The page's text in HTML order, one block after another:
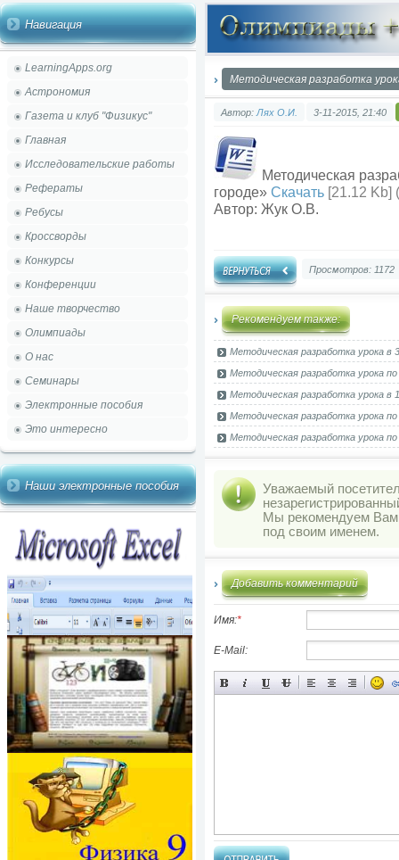
Навигация
LearningApps.org
Астрономия
Газета и клуб "Физикус"
Главная
Исследовательские работы
Рефераты
Ребусы
Кроссворды
Конкурсы
Конференции
Наше творчество
Олимпиады
О нас
Семинары
Электронные пособия
Это интересно
Наши электронные пособия
Методическая разработка
Автор: Лях О.И. 3-11-2015, 21:40
Методическая
городе» Скачать [21.12 Kb]
Автор: Жук О.В.
Просмотров: 1172
Рекомендуем также:
Методическая разработка урока в
Методическая разработка урока
Методическая разработка урока
Методическая разработка урока
Методическая разработка урока
Уважаемый
Мы рекомендуем
под своим именем.
Добавить комментарий
Имя:*
E-Mail: